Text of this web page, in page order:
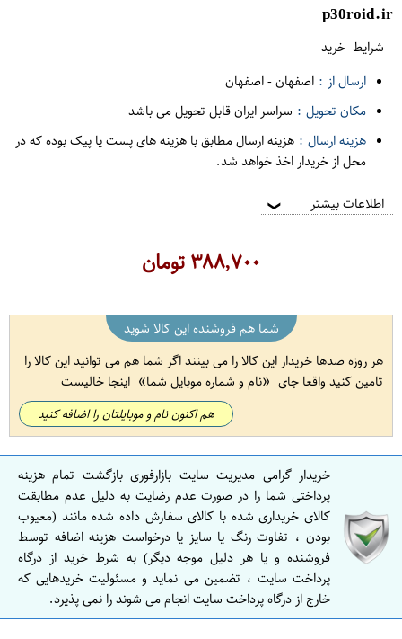
p30roid.ir
شرایط خرید
ارسال از : اصفهان-اصفهان
مکان تحویل : سراسر ایران قابل تحویل می باشد
هزینه ارسال : هزینه ارسال مطابق با هزینه های پست یا پیک بوده که در
محل از خریدار اخذ خواهد شد.
اطلاعات بیشتر ❯
۳۸۸,۷۰۰تومان
شما هم فروشنده این کالا شوید
هر روزه صدها خریدار این کالا را می بینند اگر شما هم می توانید این کالا را
تامین کنید واقعا جای
نام و شماره موبایل شما اینجا خالیست
هم اکنون نام و موبایلتان را اضافه کنید
خریدار گرامی مدیریت سایت بازارفوری بازگشت تمام هزینه
پرداختی شما را در صورت عدم رضایت به دلیل عدم مطابقت
کالای خریداری شده با کالای سفارش داده شده مانند (معیوب
بودن ، تفاوت رنگ یا سایز یا درخواست هزینه اضافه توسط
فروشنده و یا هر دلیل موجه دیگر) به شرط خرید از درگاه
پرداخت سایت ، تضمین می نماید و مسئولیت خریدهایی که
خارج از درگاه پرداخت سایت انجام می شوند را نمی پذیرد.